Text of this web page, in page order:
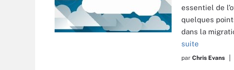
essentiel de
quelques
dans la
suite
par Chris Evans